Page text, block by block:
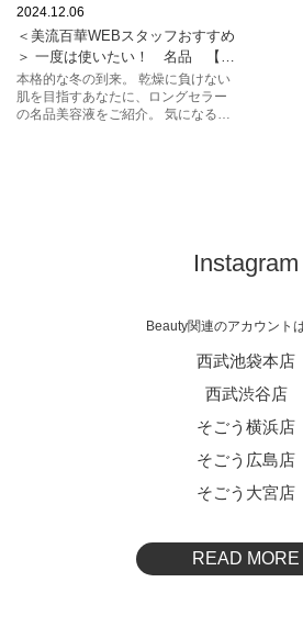
SEIBU
美容液 ロングセラー
クレドポーボーテ
エスティローダー SK-II
2024.12.06
＜美流百華WEBスタッフおすすめ
＞ 一度は使いたい！ 名品 【美
容液編】Vol.1
本格的な冬の到来。 乾燥に負けない
肌を目指すあなたに、ロングセラー
の名品美容液をご紹介。 気になる肌
Instagram
Beauty関連のアカウント
西武池袋本店
西武渋谷店
そごう横浜店
そごう広島店
そごう大宮店
READ MORE